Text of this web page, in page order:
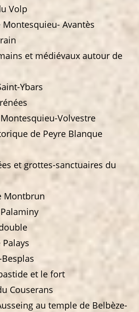
Volp
Montesquieu- Avantès
et médiévaux autour de
Ybars
Volvestre
de Peyre Blanque
et grottes-sanctuaires du
Montbrun
et le fort
Couserans
au temple de Belbèze-